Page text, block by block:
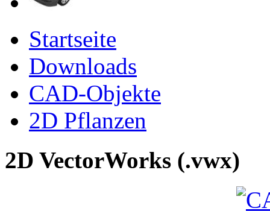
Startseite
Downloads
CAD-Objekte
2D Pflanzen
2D VectorWorks (.vwx)